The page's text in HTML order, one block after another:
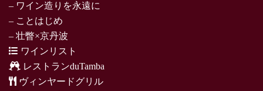
– ワイン造りを永遠に
– ことはじめ
– 壮瞥×京丹波
ワインリスト
レストランduTamba
ヴィンヤードグリル